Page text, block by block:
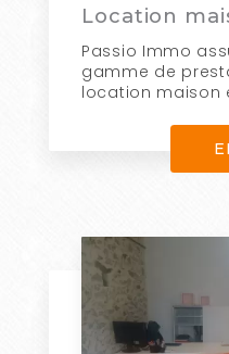
Location
Passio Immo
gamme de
location maison